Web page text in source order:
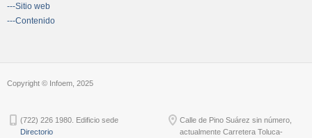
---Sitio web
---Contenido
Copyright © Infoem, 2025
(722) 226 1980. Edificio sede
Directorio
Calle de Pino Suárez sin número,
actualmente Carretera Toluca-